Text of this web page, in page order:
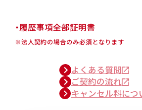
・履歴事項全部証明書
※法人契約の場合のみ必須となります
よくある質問
ご契約の流れ
キャンセル料につ